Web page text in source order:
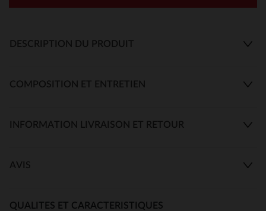
DESCRIPTION DU PRODUIT
COMPOSITION ET ENTRETIEN
INFORMATION LIVRAISON ET RETOUR
AVIS
QUALITES ET CARACTERISTIQUES